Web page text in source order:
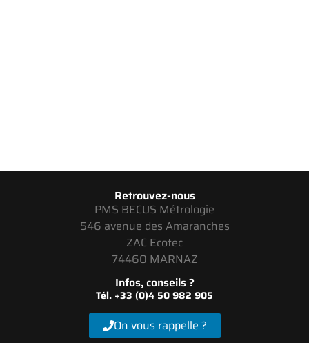
Retrouvez-nous
PMS BECUS Métrologie
546 avenue des Amaranches
ZAC Ecotec
74460 MARNAZ
Infos, conseils ?
Tél. +33 (0)4 50 982 905
On vous rappelle ?